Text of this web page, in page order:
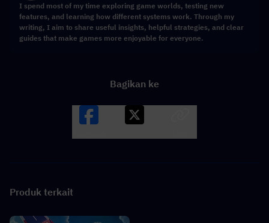
I spend most of my time exploring game worlds, testing new
features, and learning how different systems work. Through my
writing, I aim to share useful insights, helpful strategies, and clear
guides that make games more enjoyable for everyone.
Bagikan ke
Produk terkait